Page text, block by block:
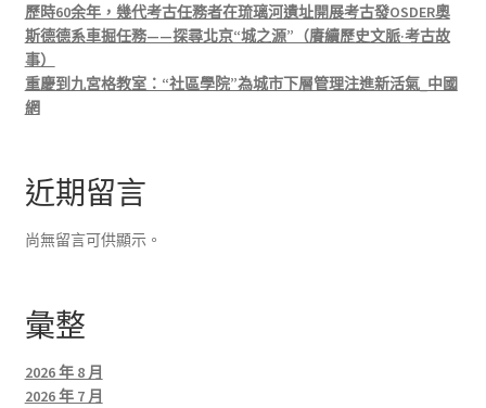
歷時60余年，幾代考古任務者在琉璃河遺址開展考古發OSDER奧
斯德德系車掘任務——探尋北京“城之源”（賡續歷史文脈·考古故
事）
重慶到九宮格教室：“社區學院”為城市下層管理注進新活氣_中國
網
近期留言
尚無留言可供顯示。
彙整
2026 年 8 月
2026 年 7 月